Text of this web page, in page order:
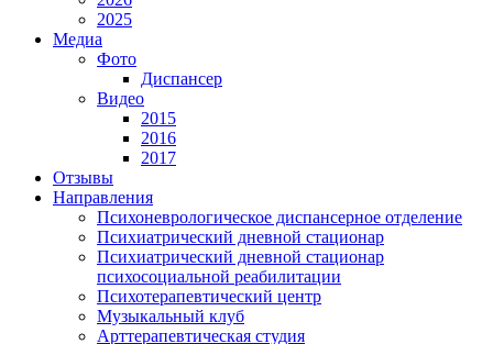
2025
Медиа
Фото
Диспансер
Видео
2015
2016
2017
Отзывы
Направления
Психоневрологическое диспансерное отделение
Психиатрический дневной стационар
Психиатрический дневной стационар
психосоциальной реабилитации
Психотерапевтический центр
Музыкальный клуб
Арттерапевтическая студия